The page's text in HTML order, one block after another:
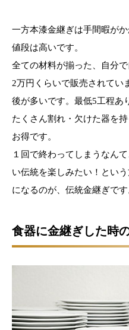
一方本漆金継ぎは手間暇が
値段は高いです。
全ての材料が揃った、自分
2万円くらいで販売されてい
後が多いです。最低5工程あ
たくさん割れ・欠けた器を
お得です。
１回で終わってしまうなん
い伝統を楽しみたい！とい
になるのが、伝統金継ぎです
食器に金継ぎした時